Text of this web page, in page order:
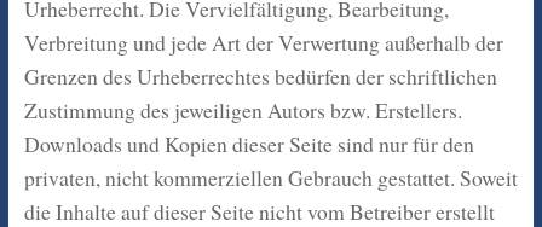
Urheberrecht. Die Vervielfältigung, Bearbeitung,
Verbreitung und jede Art der Verwertung außerhalb der
Grenzen des Urheberrechtes bedürfen der schriftlichen
Zustimmung des jeweiligen Autors bzw. Erstellers.
Downloads und Kopien dieser Seite sind nur für den
privaten, nicht kommerziellen Gebrauch gestattet. Soweit
die Inhalte auf dieser Seite nicht vom Betreiber erstellt